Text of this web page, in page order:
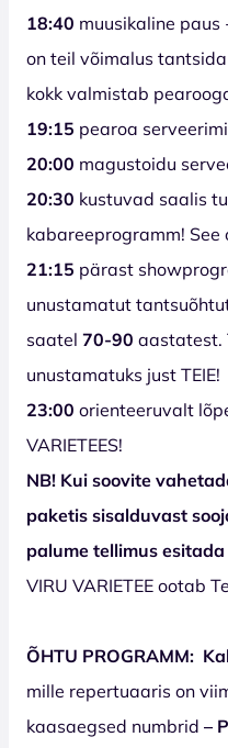
18:40 muusikaline
on teil võimalus
kokk valmistab
19:15 pearoa
20:00 magustoidu
20:30 kustuvad saalis
kabareeprogramm! See
21:15 pärast
unustamatut
saatel 70-90 aastatest.
unustamatuks just TEIE!
23:00 orienteeruvalt
VARIETEES!
NB! Kui soovite
paketis sisalduvast
palume tellimus
VIRU VARIETEE ootab
ÕHTU PROGRAMM:
mille repertuaaris on
kaasaegsed numbrid –